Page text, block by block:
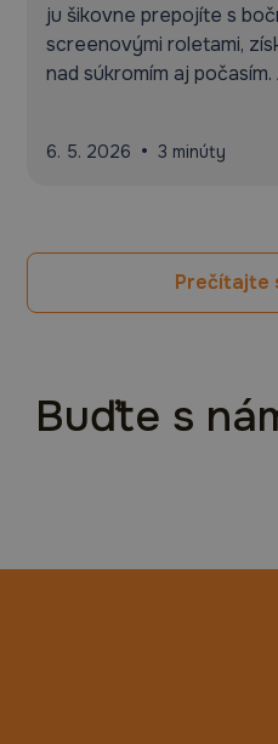
ju šikovne prepojíte s
screenovými roletami,
nad súkromím aj
6. 5. 2026 • 3 minúty
Prečítajte
Buďte s